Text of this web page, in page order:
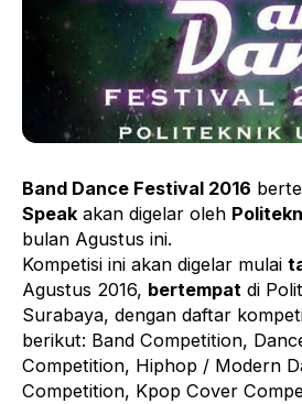
Band Dance Festival 2016
Speakakan digelar oleh
bulan Agustus ini.
Kompetisi ini akan digelar mulai
Agustus 2016, bertempat di
Surabaya, dengan daftar
berikut: Band Competition,
Competition, Hiphop / Modern
Competition, Kpop Cover